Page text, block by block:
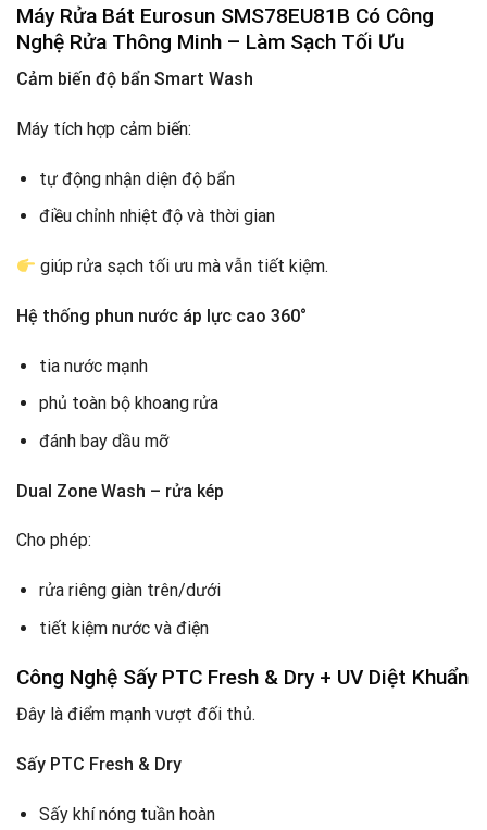
Máy Rửa Bát Eurosun SMS78EU81B Có Công
Nghệ Rửa Thông Minh – Làm Sạch Tối Ưu
Cảm biến độ bẩn Smart Wash
Máy tích hợp cảm biến:
tự động nhận diện độ bẩn
điều chỉnh nhiệt độ và thời gian
giúp rửa sạch tối ưu mà vẫn tiết kiệm.
Hệ thống phun nước áp lực cao 360°
tia nước mạnh
phủ toàn bộ khoang rửa
đánh bay dầu mỡ
Dual Zone Wash – rửa kép
Cho phép:
rửa riêng giàn trên/dưới
tiết kiệm nước và điện
Công Nghệ Sấy PTC Fresh & Dry + UV Diệt Khuẩn
Đây là điểm mạnh vượt đối thủ.
Sấy PTC Fresh & Dry
Sấy khí nóng tuần hoàn